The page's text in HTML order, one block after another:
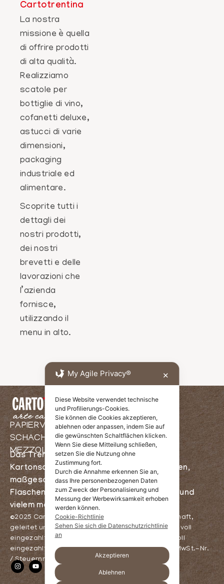
Cartotrentina
La nostra
missione è quella
di offrire prodotti
di alta qualità.
Realizziamo
scatole per
bottiglie di vino,
cofanetti deluxe,
astucci di varie
dimensioni,
packaging
industriale ed
alimentare.
Scoprite tutti i
dettagli dei
nostri prodotti,
dei nostri
brevetti e delle
lavorazioni che
l’azienda
fornisce,
utilizzando il
menu in alto.
PAPIERVERARBEITUNG UND
SCHACHTELHERSTELLUNG IN
MEZZOLOMBARDO, TRIENT
Das Trentiner Packaging – Herstellung von
Kartonschachteln, Weihnachtsverpackungen,
maßgeschneidertem Packaging,
Flaschenschachteln, Kartonverpackungen und
vielem mehr
©2025 Cartotrentina S.r.l. – Einpersonengesellschaft,
geleitet und koordiniert von Dolcart Holding S.R.L. voll
eingezahltes Stammkapital 1.000.000,00 Euro , voll
eingezahltes Stammkapital 1.000.000,00 Euro – MwSt.-Nr.
/ Steuernr. 02691910224
My Agile Privacy® ✕
Diese Website verwendet technische
und Profilierungs-Cookies.
Sie können die Cookies akzeptieren,
ablehnen oder anpassen, indem Sie auf
die gewünschten Schaltflächen klicken.
Wenn Sie diese Mitteilung schließen,
setzen Sie die Nutzung ohne
Zustimmung fort.
Durch die Annahme erkennen Sie an,
dass Ihre personenbezogenen Daten
zum Zweck der Personalisierung und
Messung der Werbewirksamkeit erhoben
werden können.
Cookie-Richtlinie
Sehen Sie sich die Datenschutzrichtlinie
an
Akzeptieren
Ablehnen